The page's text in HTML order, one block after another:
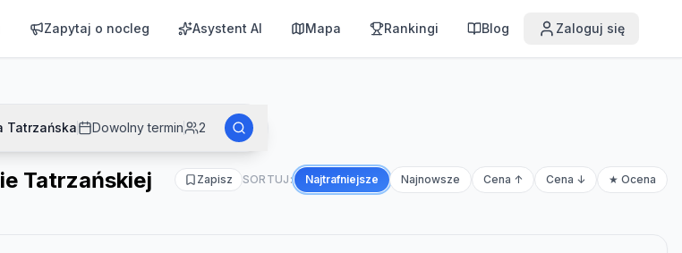
Zapytaj o nocleg Asystent AI Mapa Rankingi Blog Zaloguj się
Tatrzańska Dowolny termin 2
Tatrzańskiej Zapisz SORTUJ: Najtrafniejsze Najnowsze Cena ↑ Cena ↓ ★ Ocena